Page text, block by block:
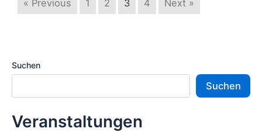
« Previous 1 2 3 4 Next »
Suchen
Suchen
Veranstaltungen